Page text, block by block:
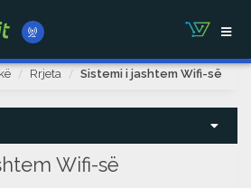
Rrjeta Sistemi i jashtem Wifi-së
Wifi-së